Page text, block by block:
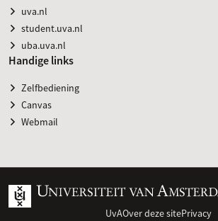
uva.nl
student.uva.nl
uba.uva.nl
Handige links
Zelfbediening
Canvas
Webmail
UvAOver deze sitePrivacy